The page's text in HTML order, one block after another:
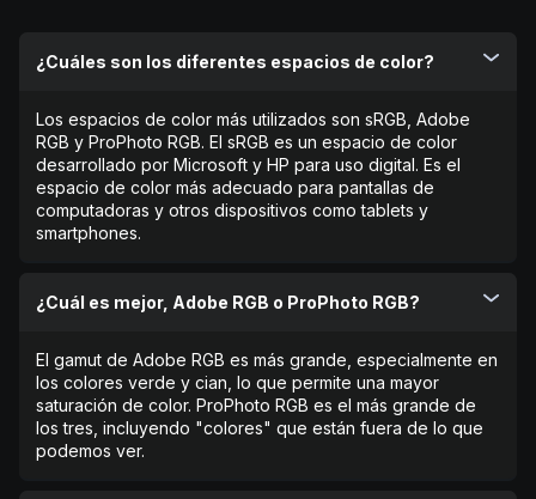
¿Cuáles son los diferentes espacios de color?
Los espacios de color más utilizados son sRGB, Adobe
RGB y ProPhoto RGB. El sRGB es un espacio de color
desarrollado por Microsoft y HP para uso digital. Es el
espacio de color más adecuado para pantallas de
computadoras y otros dispositivos como tablets y
smartphones.
¿Cuál es mejor, Adobe RGB o ProPhoto RGB?
El gamut de Adobe RGB es más grande, especialmente en
los colores verde y cian, lo que permite una mayor
saturación de color. ProPhoto RGB es el más grande de
los tres, incluyendo "colores" que están fuera de lo que
podemos ver.